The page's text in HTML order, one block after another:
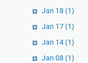
Jan 18 (1)
Jan 17 (1)
Jan 14 (1)
Jan 08 (1)